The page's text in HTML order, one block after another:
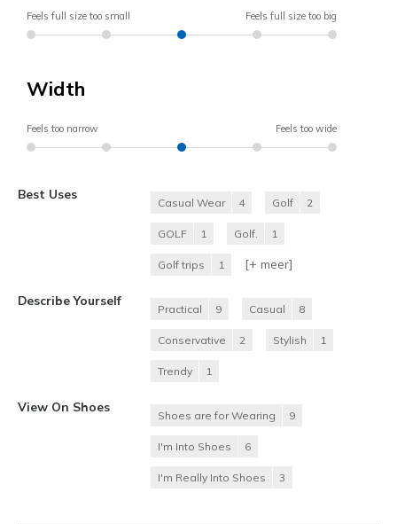
Feels full size too small Feels full size too big
Width
Feels too narrow Feels too wide
Best Uses
Casual Wear 4 Golf 2
GOLF 1 Golf. 1
Golf trips 1 [+ meer]
Describe Yourself
Practical 9 Casual 8
Conservative 2 Stylish 1
Trendy 1
View On Shoes
Shoes are for Wearing 9
I'm Into Shoes 6
I'm Really Into Shoes 3